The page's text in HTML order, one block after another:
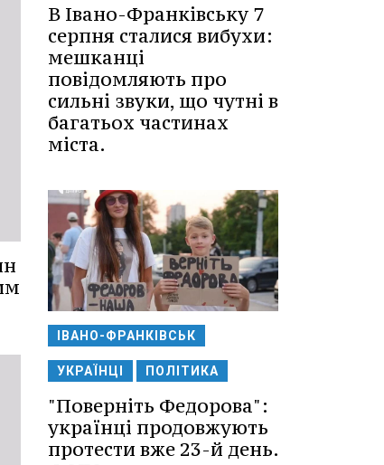
В Івано-Франківську 7
серпня сталися вибухи:
мешканці
повідомляють про
сильні звуки, що чутні в
багатьох частинах
міста.
ІВАНО-ФРАНКІВСЬК
УКРАЇНЦІ ПОЛІТИКА
"Поверніть Федорова":
українці продовжують
протести вже 23-й день.